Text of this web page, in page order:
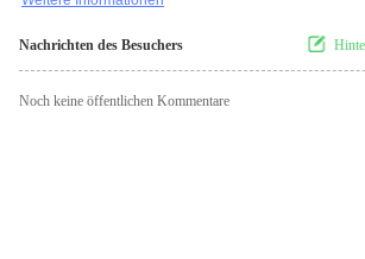
Nachrichten des Besuchers
Noch keine öffentlichen Kommentare